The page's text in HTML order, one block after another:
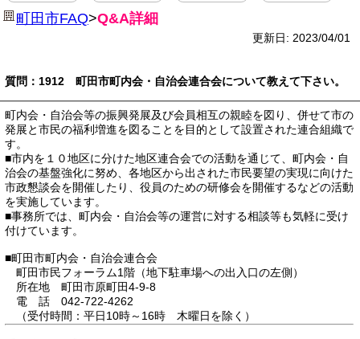
町田市FAQ>Q&A詳細
更新日: 2023/04/01
質問：1912 町田市町内会・自治会連合会について教えて下さい。
町内会・自治会等の振興発展及び会員相互の親睦を図り、併せて市の
発展と市民の福利増進を図ることを目的として設置された連合組織で
す。
■市内を１０地区に分けた地区連合会での活動を通じて、町内会・自
治会の基盤強化に努め、各地区から出された市民要望の実現に向けた
市政懇談会を開催したり、役員のための研修会を開催するなどの活動
を実施しています。
■事務所では、町内会・自治会等の運営に対する相談等も気軽に受け
付けています。
■町田市町内会・自治会連合会
町田市民フォーラム1階（地下駐車場への出入口の左側）
所在地 町田市原町田4-9-8
電 話 042-722-4262
（受付時間：平日10時～16時 木曜日を除く）